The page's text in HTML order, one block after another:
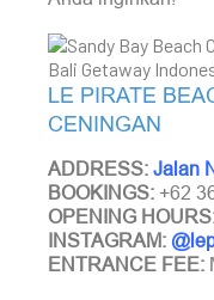
LE PIRATE
CENINGAN
ADDRESS: Jalan
BOOKINGS: +62
OPENING
INSTAGRAM:
ENTRANCE FEE: